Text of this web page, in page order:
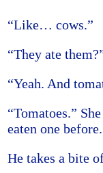
“Like… cows.”
“They ate
“Yeah. And
“Tomatoes.”
eaten one
He takes a bite